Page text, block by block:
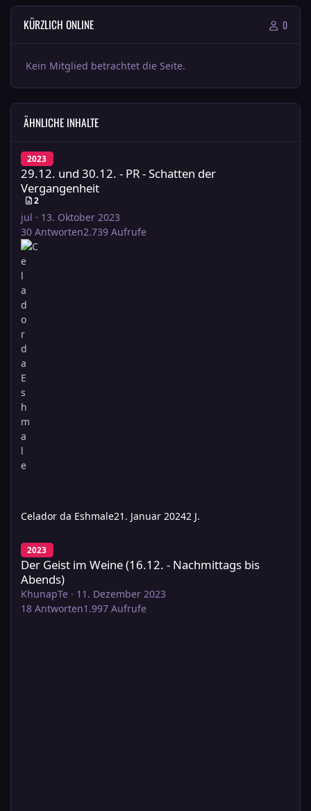
KÜRZLICH ONLINE 0
Kein Mitglied betrachtet die Seite.
ÄHNLICHE INHALTE
29.12. und 30.12. - PR - Schatten der Vergangenheit
2023
29.12. und 30.12. - PR - Schatten der
Vergangenheit
2
jul · 13. Oktober 2023
30 Antworten2.739 Aufrufe
Celador da Eshmale21. Januar 20242 J.
Der Geist im Weine (16.12. - Nachmittags bis Abends)
2023
Der Geist im Weine (16.12. - Nachmittags bis
Abends)
KhunapTe · 11. Dezember 2023
18 Antworten1.997 Aufrufe